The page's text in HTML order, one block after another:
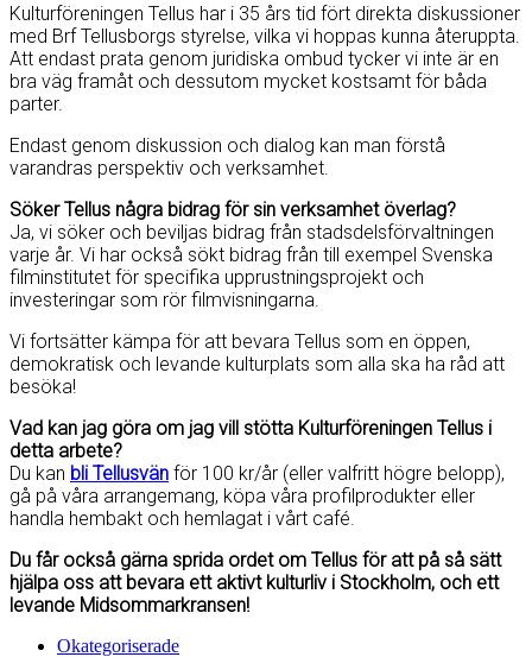
Kulturföreningen Tellus har i 35 års tid fört direkta diskussioner
med Brf Tellusborgs styrelse, vilka vi hoppas kunna återuppta.
Att endast prata genom juridiska ombud tycker vi inte är en
bra väg framåt och dessutom mycket kostsamt för båda
parter.
Endast genom diskussion och dialog kan man förstå
varandras perspektiv och verksamhet.
Söker Tellus några bidrag för sin verksamhet överlag?
Ja, vi söker och beviljas bidrag från stadsdelsförvaltningen
varje år. Vi har också sökt bidrag från till exempel Svenska
filminstitutet för specifika upprustningsprojekt och
investeringar som rör filmvisningarna.
Vi fortsätter kämpa för att bevara Tellus som en öppen,
demokratisk och levande kulturplats som alla ska ha råd att
besöka!
Vad kan jag göra om jag vill stötta Kulturföreningen Tellus i
detta arbete?
Du kan bli Tellusvän för 100 kr/år (eller valfritt högre belopp),
gå på våra arrangemang, köpa våra profilprodukter eller
handla hembakt och hemlagat i vårt café.
Du får också gärna sprida ordet om Tellus för att på så sätt
hjälpa oss att bevara ett aktivt kulturliv i Stockholm, och ett
levande Midsommarkransen!
Okategoriserade